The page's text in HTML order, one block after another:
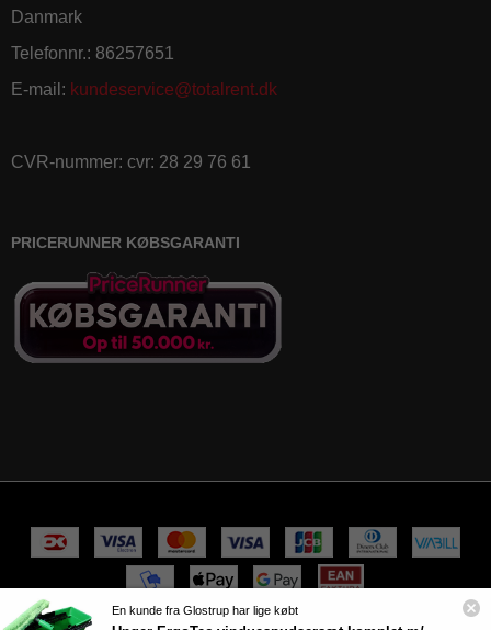
Danmark
Telefonnr.: 86257651
E-mail : kundeservice@totalrent.dk
CVR-nummer: cvr: 28 29 76 61
PRICERUNNER KØBSGARANTI
En kunde fra Glostrup har lige købt